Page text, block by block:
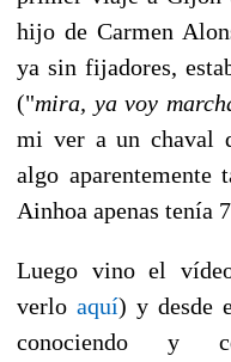
hijo de Carmen
ya sin fijadores,
("mira, ya voy
mi ver a un chaval
algo
Ainhoa apenas tenía
Luego vino el
verlo aquí) y desde
conociendo y